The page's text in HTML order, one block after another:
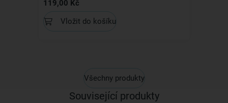
119,00 Kč
Vložit do košíku
Všechny produkty
Související produkty